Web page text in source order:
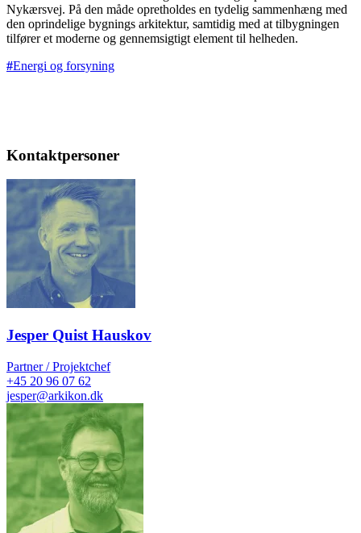
Nykærsvej. På den måde opretholdes en tydelig sammenhæng med
den oprindelige bygnings arkitektur, samtidig med at tilbygningen
tilfører et moderne og gennemsigtigt element til helheden.
Energi og forsyning
Kontaktpersoner
Jesper Quist Hauskov
Partner / Projektchef
+45 20 96 07 62
jesper@arkikon.dk